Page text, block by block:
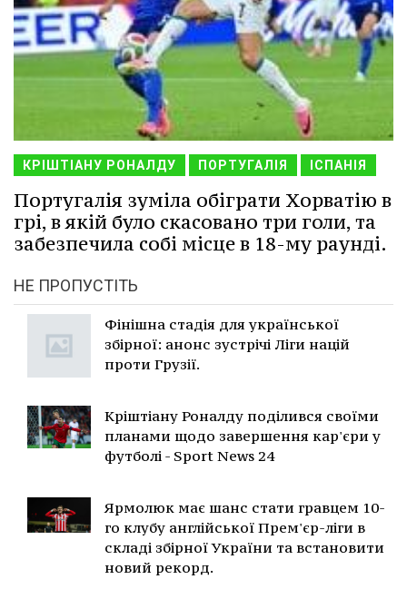
КРІШТІАНУ РОНАЛДУ ПОРТУГАЛІЯ ІСПАНІЯ
Португалія зуміла обіграти Хорватію в
грі, в якій було скасовано три голи, та
забезпечила собі місце в 18-му раунді.
НЕ ПРОПУСТІТЬ
Фінішна стадія для української
збірної: анонс зустрічі Ліги націй
проти Грузії.
Кріштіану Роналду поділився своїми
планами щодо завершення кар'єри у
футболі - Sport News 24
Ярмолюк має шанс стати гравцем 10-
го клубу англійської Прем'єр-ліги в
складі збірної України та встановити
новий рекорд.